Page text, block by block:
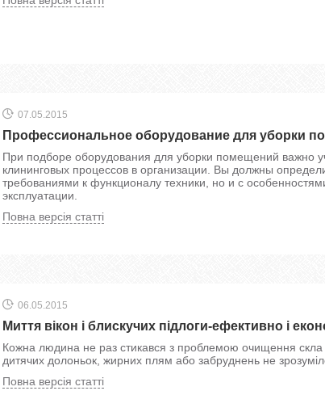
07.05.2015
Профессиональное оборудование для уборки
При подборе оборудования для уборки помещений важно
клининговых процессов в организации. Вы должны
требованиями к функционалу техники, но и с
эксплуатации.
Повна версія статті
06.05.2015
Миття вікон і блискучих підлоги-ефективно і
Кожна людина не раз стикався з проблемою очищення скла
дитячих долоньок, жирних плям або забруднень не
Повна версія статті